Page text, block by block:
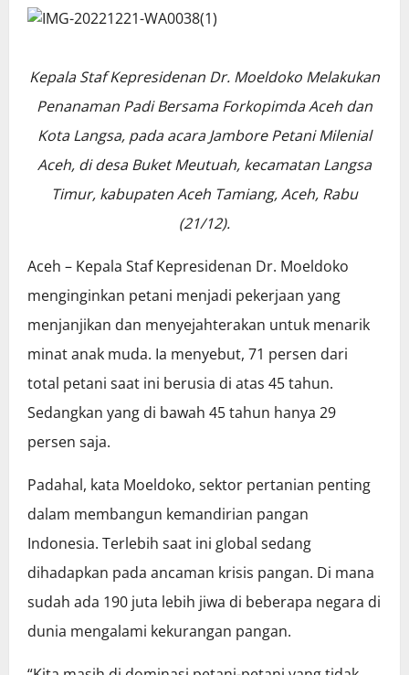
Kepala Staf Kepresidenan Dr. Moeldoko Melakukan
Penanaman Padi Bersama Forkopimda Aceh dan
Kota Langsa, pada acara Jambore Petani Milenial
Aceh, di desa Buket Meutuah, kecamatan Langsa
Timur, kabupaten Aceh Tamiang, Aceh, Rabu
(21/12).
Aceh – Kepala Staf Kepresidenan Dr. Moeldoko
menginginkan petani menjadi pekerjaan yang
menjanjikan dan menyejahterakan untuk menarik
minat anak muda. Ia menyebut, 71 persen dari
total petani saat ini berusia di atas 45 tahun.
Sedangkan yang di bawah 45 tahun hanya 29
persen saja.
Padahal, kata Moeldoko, sektor pertanian penting
dalam membangun kemandirian pangan
Indonesia. Terlebih saat ini global sedang
dihadapkan pada ancaman krisis pangan. Di mana
sudah ada 190 juta lebih jiwa di beberapa negara di
dunia mengalami kekurangan pangan.